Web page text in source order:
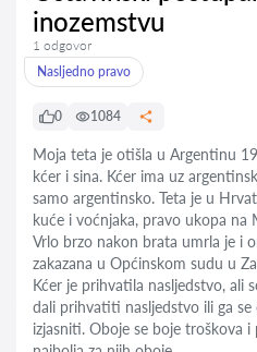
inozemstvu
1 odgovor
Nasljedno pravo
0 1084
Moja teta je otišla u Argentinu
kćer i sina. Kćer ima uz
samo argentinsko. Teta je u
kuće i voćnjaka, pravo ukopa na
Vrlo brzo nakon brata umrla je i
zakazana u Općinskom sudu u
Kćer je prihvatila nasljedstvo, ali
dali prihvatiti nasljedstvo ili ga
izjasniti. Oboje se boje troškova i